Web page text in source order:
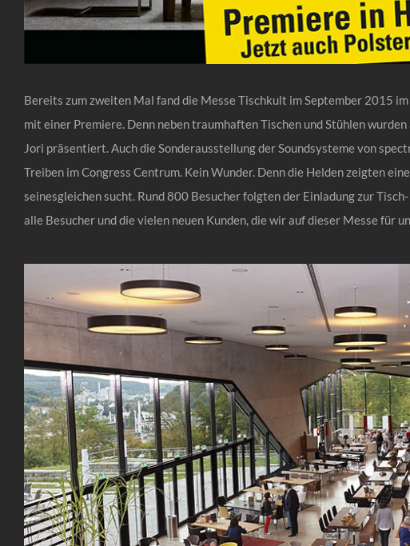
Bereits zum zweiten Mal fand die Messe Tischkult im September 2015
mit einer Premiere. Denn neben traumhaften Tischen und Stühlen
Jori präsentiert. Auch die Sonderausstellung der Soundsysteme von
Treiben im Congress Centrum. Kein Wunder. Denn die Helden zeigten
seinesgleichen sucht. Rund 800 Besucher folgten der Einladung zur
alle Besucher und die vielen neuen Kunden, die wir auf dieser Messe für